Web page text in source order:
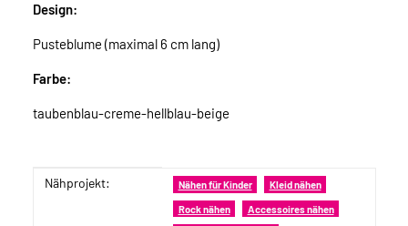
Design:
Pusteblume (maximal 6 cm lang)
Farbe:
taubenblau-creme-hellblau-beige
Produkteigenschaft
Wert
Nähprojekt: Nähen für Kinder Kleid nähen
Rock nähen Accessoires nähen